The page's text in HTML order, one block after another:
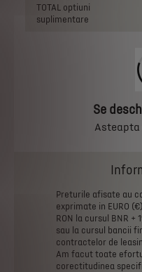
TOTAL optiuni
suplimentare
Se
Asteapta
Preturile afisate au
exprimate in EURO (€).
RON
la cursul BNR +
sau la cursul bancii
contractelor de
Am facut toate
corectitudinea